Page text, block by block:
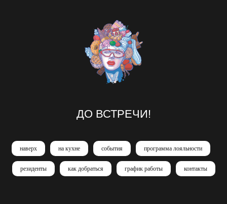
ДО ВСТРЕЧИ!
наверх на кухне события программа лояльности
резиденты как добраться график работы контакты